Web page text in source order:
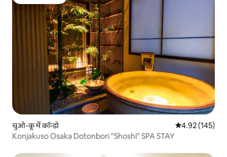
चुओ-कू में कॉन्डो औसत रेटिंग 5 में से
4.92 (145)
Konjakuso Osaka Dotonbori "Shoshi" SPA STAY